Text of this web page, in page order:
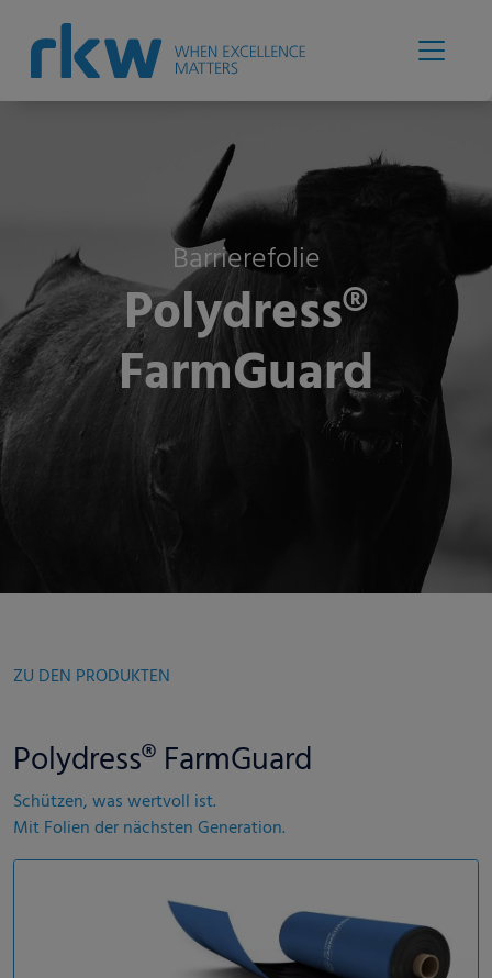
Barrierefolie
Polydress®
FarmGuard
ZU DEN PRODUKTEN
Polydress® FarmGuard
Schützen, was wertvoll ist.
Mit Folien der nächsten Generation.